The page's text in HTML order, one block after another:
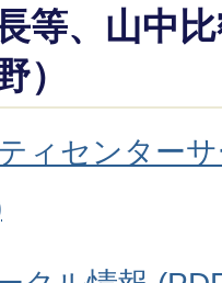
等、山中
）
ィセンター